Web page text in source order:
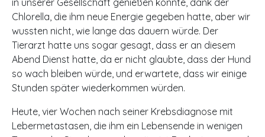
Chlorella, die ihm neue Energie gegeben hatte, aber wir
wussten nicht, wie lange das dauern würde. Der
Tierarzt hatte uns sogar gesagt, dass er an diesem
Abend Dienst hatte, da er nicht glaubte, dass der Hund
so wach bleiben würde, und erwartete, dass wir einige
Stunden später wiederkommen würden.
Heute, vier Wochen nach seiner Krebsdiagnose mit
Lebermetastasen, die ihm ein Lebensende in wenigen